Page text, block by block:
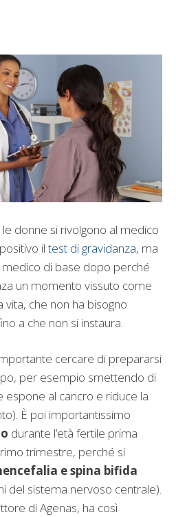
donne si rivolgono al medico
iltest di gravidanza, ma
di base dopo perché
un momento vissuto come
che non ha bisogno
a che non si instaura.
cercare di prepararsi
per esempio smettendo di
espone al cancro e riduce la
È poi importantissimo
durante l’età fertile prima
trimestre, perché si
e spina bifida
del sistema nervoso centrale).
di Agenas, ha così